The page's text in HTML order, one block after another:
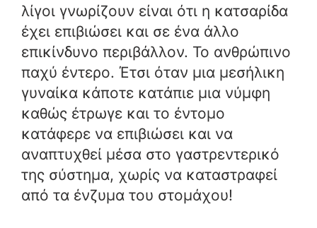
λίγοι γνωρίζουν είναι ότι η κατσαρίδα
έχει επιβιώσει και σε ένα άλλο
επικίνδυνο περιβάλλον. Το ανθρώπινο
παχύ έντερο. Έτσι όταν μια μεσήλικη
γυναίκα κάποτε κατάπιε μια νύμφη
καθώς έτρωγε και το έντομο
κατάφερε να επιβιώσει και να
αναπτυχθεί μέσα στο γαστρεντερικό
της σύστημα, χωρίς να καταστραφεί
από τα ένζυμα του στομάχου!